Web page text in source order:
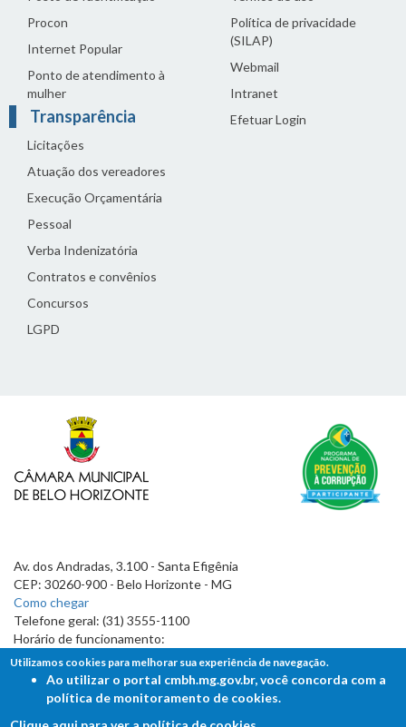
Procon
Internet Popular
Ponto de atendimento à
mulher
Transparência
Licitações
Atuação dos vereadores
Execução Orçamentária
Pessoal
Verba Indenizatória
Contratos e convênios
Concursos
LGPD
Política de privacidade
(SILAP)
Webmail
Intranet
Efetuar Login
Av. dos Andradas, 3.100 - Santa Efigênia
CEP: 30260-900 - Belo Horizonte - MG
Como chegar
Telefone geral: (31) 3555-1100
Horário de funcionamento:
7h às 19h
Utilizamos cookies para melhorar sua experiência de navegação.
Ao utilizar o portal cmbh.mg.gov.br, você concorda com a
política de monitoramento de cookies.